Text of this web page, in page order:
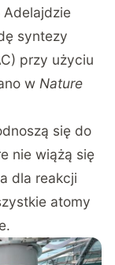
Adelajdzie
syntezy
przy użyciu
w Nature
się do
nie wiążą się
dla reakcji
atomy